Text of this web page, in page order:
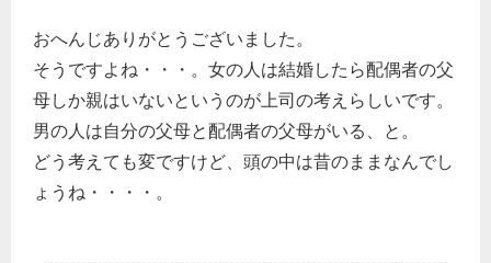
おへんじありがとうございました。
そうですよね・・・。女の人は結婚したら配偶者の父
母しか親はいないというのが上司の考えらしいです。
男の人は自分の父母と配偶者の父母がいる、と。
どう考えても変ですけど、頭の中は昔のままなんでし
ょうね・・・・。